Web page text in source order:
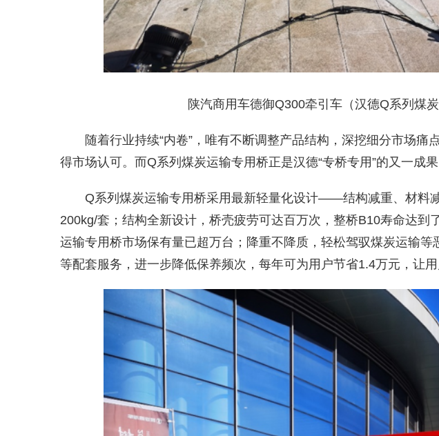
陕汽商用车德御Q300牵引车（汉德Q系列煤炭
随着行业持续“内卷”，唯有不断调整产品结构，深挖细分市场痛
得市场认可。而Q系列煤炭运输专用桥正是汉德“专桥专用”的又一成果
Q系列煤炭运输专用桥采用最新轻量化设计——结构减重、材料
200kg/套；结构全新设计，桥壳疲劳可达百万次，整桥B10寿命达到
运输专用桥市场保有量已超万台；降重不降质，轻松驾驭煤炭运输
等配套服务，进一步降低保养频次，每年可为用户节省1.4万元，让